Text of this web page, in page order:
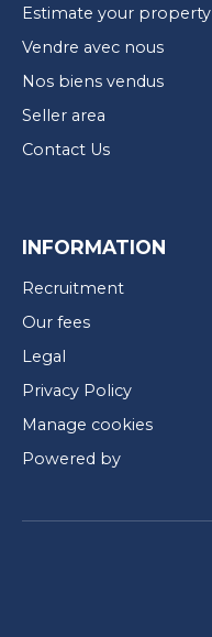
Estimate your property
Vendre avec nous
Nos biens vendus
Seller area
Contact Us
INFORMATION
Recruitment
Our fees
Legal
Privacy Policy
Manage cookies
Powered by